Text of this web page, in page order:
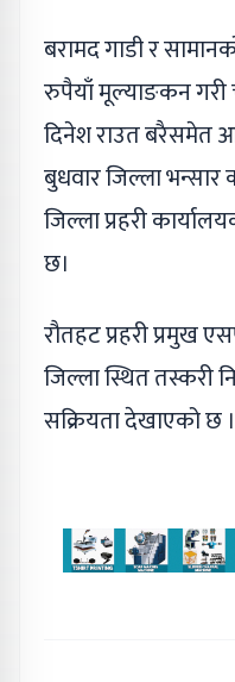
बरामद गाडी र
रुपैयाँ मूल्याङकन गरी
दिनेश राउत बरैसमेत
बुधवार जिल्ला भन्सार
जिल्ला प्रहरी
छ।
रौतहट प्रहरी प्रमुख
जिल्ला स्थित तस्करी
सक्रियता देखाएको छ ।